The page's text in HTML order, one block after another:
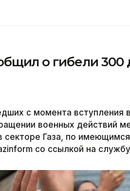
о гибели 300
с момента вступления
военных действий
секторе Газа, по
со ссылкой на